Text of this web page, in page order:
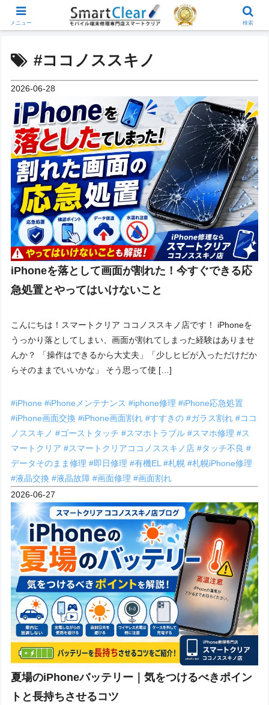
#ココノススキノ
2026-06-28
iPhoneを落として画面が割れた！今すぐできる応
急処置とやってはいけないこと
こんにちは！スマートクリア ココノススキノ店です！ iPhoneを
うっかり落としてしまい、画面が割れてしまった経験はありませ
んか？ 「操作はできるから大丈夫」「少しヒビが入っただけだか
らそのままでいいかな」 そう思って使 […]
#iPhone#iPhoneメンテナンス#iphone修理#iPhone応急処置
#iPhone画面交換#iPhone画面割れ#すすきの#ガラス割れ#ココ
ノススキノ#ゴーストタッチ#スマホトラブル#スマホ修理#ス
マートクリア#スマートクリアココノススキノ店#タッチ不良#
データそのまま修理#即日修理#有機EL#札幌#札幌iPhone修理
#液晶交換#液晶故障#画面修理#画面割れ
2026-06-27
夏場のiPhoneバッテリー｜気をつけるべきポイン
トと長持ちさせるコツ
メニュー 検索